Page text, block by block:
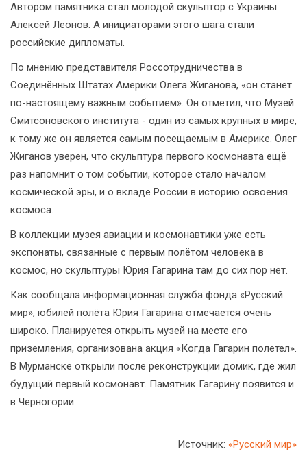
Автором памятника стал молодой скульптор с Украины
Алексей Леонов. А инициаторами этого шага стали
российские дипломаты.
По мнению представителя Россотрудничества в
Соединённых Штатах Америки Олега Жиганова, «он станет
по-настоящему важным событием». Он отметил, что Музей
Смитсоновского института - один из самых крупных в мире,
к тому же он является самым посещаемым в Америке. Олег
Жиганов уверен, что скульптура первого космонавта ещё
раз напомнит о том событии, которое стало началом
космической эры, и о вкладе России в историю освоения
космоса.
В коллекции музея авиации и космонавтики уже есть
экспонаты, связанные с первым полётом человека в
космос, но скульптуры Юрия Гагарина там до сих пор нет.
Как сообщала информационная служба фонда «Русский
мир», юбилей полёта Юрия Гагарина отмечается очень
широко. Планируется открыть музей на месте его
приземления, организована акция «Когда Гагарин полетел».
В Мурманске открыли после реконструкции домик, где жил
будущий первый космонавт. Памятник Гагарину появится и
в Черногории.
Источник: «Русский мир»